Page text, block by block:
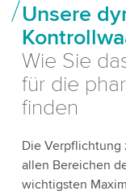
Unsere
Wie Sie
für die
finden
Die Verpflichtung
allen Bereichen
wichtigsten